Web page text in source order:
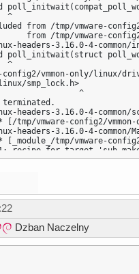
^
from /tmp/vmware-
from /tmp/vmware-
headers-3.16.0-4-
poll_initwait(struct
^
config2/vmmon-only/
smp_lock.h>
^
headers-3.16.0-4-
[/tmp/vmware-config2/
headers-3.16.0-4-
tmp/vmware-
recipe for target 'sub-
[sub-make] Error 2
recipe for target
Error 2
directory '/tmp/vmware-
the vmmon module.
on how to
go/unsup-linux-
Dzban Naczelny